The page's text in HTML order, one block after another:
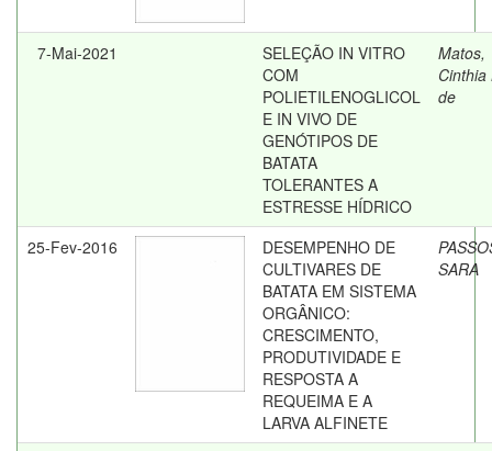
7-Mai-2021
SELEÇÃO IN VITRO
COM
POLIETILENOGLICOL
E IN VIVO DE
GENÓTIPOS DE
BATATA
TOLERANTES A
ESTRESSE HÍDRICO
Matos,
Cinthia
de
25-Fev-2016
DESEMPENHO DE
CULTIVARES DE
BATATA EM SISTEMA
ORGÂNICO:
CRESCIMENTO,
PRODUTIVIDADE E
RESPOSTA A
REQUEIMA E A
LARVA ALFINETE
SARA